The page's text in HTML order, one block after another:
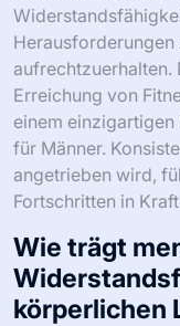
aufrechtzuerhalten.
Erreichung von
einem
für Männer.
angetrieben wird,
Fortschritten in
Wie trägt
körperlichen